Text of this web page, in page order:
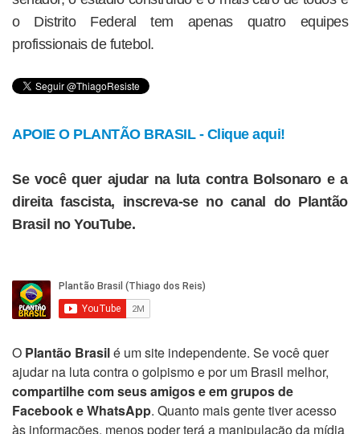
o Distrito Federal tem apenas quatro equipes
profissionais de futebol.
APOIE O PLANTÃO BRASIL - Clique aqui!
Se você quer ajudar na luta contra Bolsonaro e a
direita fascista, inscreva-se no canal do Plantão
Brasil no YouTube.
O Plantão Brasilé um site independente. Se você quer
ajudar na luta contra o golpismo e por um Brasil melhor,
compartilhe com seus amigos e em grupos de
Facebook e WhatsApp. Quanto mais gente tiver acesso
às informações, menos poder terá a manipulação da mídia